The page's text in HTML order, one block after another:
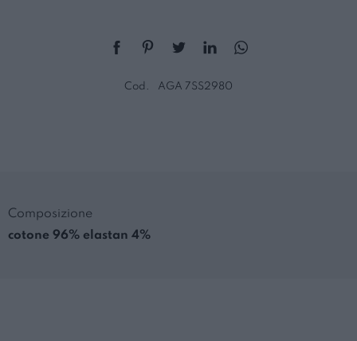
Cod. AGA 7SS2980
Composizione
cotone 96% elastan 4%